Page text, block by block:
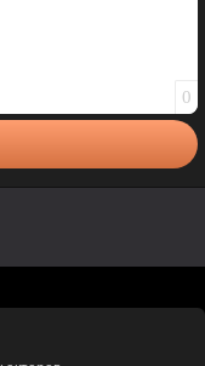
0